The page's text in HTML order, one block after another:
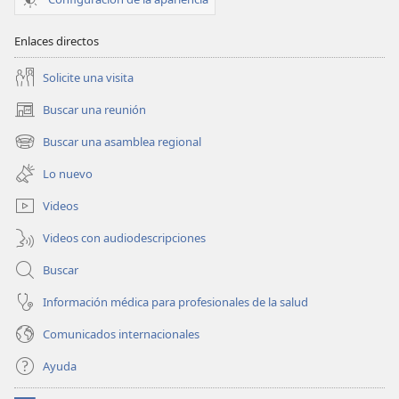
Enlaces directos
Solicite una visita
Buscar una reunión
(abre
una
nueva
ventana)
Buscar una asamblea regional
(abre
una
nueva
ventana)
Lo nuevo
Videos
Videos con audiodescripciones
Buscar
Información médica para profesionales de la salud
Comunicados internacionales
Ayuda